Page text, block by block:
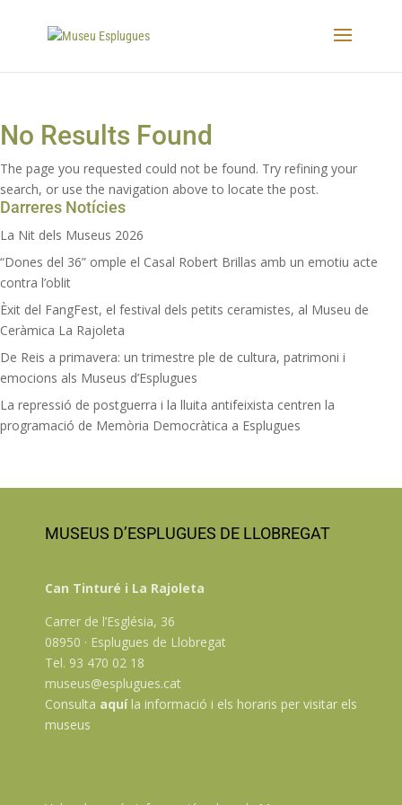
No Results Found
The page you requested could not be found. Try refining your
search, or use the navigation above to locate the post.
Darreres Notícies
La Nit dels Museus 2026
“Dones del 36” omple el Casal Robert Brillas amb un emotiu acte
contra l’oblit
Èxit del FangFest, el festival dels petits ceramistes, al Museu de
Ceràmica La Rajoleta
De Reis a primavera: un trimestre ple de cultura, patrimoni i
emocions als Museus d’Esplugues
La repressió de postguerra i la lluita antifeixista centren la
programació de Memòria Democràtica a Esplugues
MUSEUS D’ESPLUGUES DE LLOBREGAT
Can Tinturé i La Rajoleta
Carrer de l’Església, 36
08950 · Esplugues de Llobregat
Tel. 93 470 02 18
museus@esplugues.cat
Consulta aquíla informació i els horaris per visitar els
museus